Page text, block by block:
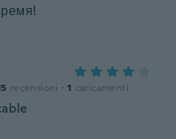
recensioni · 1 caricamenti